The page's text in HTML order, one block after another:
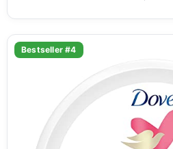
Bestseller #4